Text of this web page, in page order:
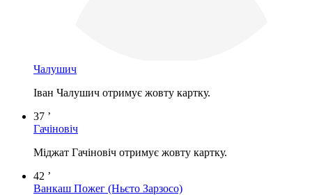
Чалушич
Іван Чалушич отримує жовту картку.
37 ’
Гачіновіч
Міджат Гачіновіч отримує жовту картку.
42 ’
Ванкаш Пожег (Ньєто Зарзосо)